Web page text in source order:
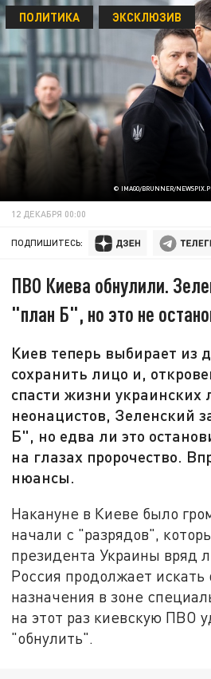
© IMAGO/BRUNNER/
ПОЛИТИКА ЭКСКЛЮЗИВ
12 ДЕКАБРЯ 00:00
ПОДПИШИТЕСЬ:
ПВО Киева обнулили.
"план Б", но это не
Киев теперь выбирает из
сохранить лицо и,
спасти жизни украинских
неонацистов, Зеленский
Б", но едва ли это
на глазах пророчество.
нюансы.
Накануне в Киеве было
начали с "разрядов",
президента Украины вряд
Россия продолжает искать
назначения в зоне
на этот раз киевскую ПВО
"обнулить".